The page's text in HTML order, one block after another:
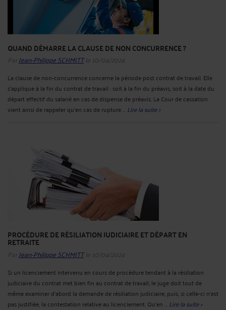
QUAND DÉMARRE LA CLAUSE DE NON CONCURRENCE ?
Par Jean-Philippe SCHMITTle 10/04/2024
La clause de non-concurrence concerne la période post contrat de travail. Elle
s’applique à la fin du contrat de travail : soit à la fin du préavis, soit à la date du
départ effectif du salarié en cas de dispense de préavis. La Cour de cassation
vient ainsi de rappeler qu’en cas de rupture ... Lire la suite >
PROCÉDURE DE RÉSILIATION JUDICIAIRE ET DÉPART EN
RETRAITE
Par Jean-Philippe SCHMITTle 10/04/2024
Si un licenciement intervenu en cours de procédure tendant à la résiliation
judiciaire du contrat met bien fin au contrat de travail, le juge doit tout de
même examiner d’abord la demande de résiliation judiciaire, puis, si celle-ci n’est
pas justifiée, la contestation relative au licenciement. Qu’en ... Lire la suite >